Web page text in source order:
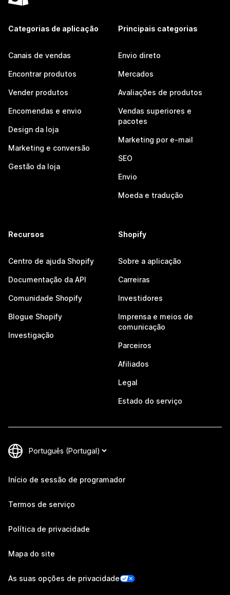
Categorias de aplicação
Canais de vendas
Encontrar produtos
Vender produtos
Encomendas e envio
Design da loja
Marketing e conversão
Gestão da loja
Principais categorias
Envio direto
Mercados
Avaliações de produtos
Vendas superiores e
pacotes
Marketing por e-mail
SEO
Envio
Moeda e tradução
Recursos
Centro de ajuda Shopify
Documentação da API
Comunidade Shopify
Blogue Shopify
Investigação
Shopify
Sobre a aplicação
Carreiras
Investidores
Imprensa e meios de
comunicação
Parceiros
Afiliados
Legal
Estado do serviço
Início de sessão de programador
Termos de serviço
Política de privacidade
Mapa do site
As suas opções de privacidade